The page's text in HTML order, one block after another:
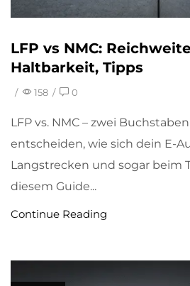
LFP vs NMC:
Haltbarkeit, Tipps
/ 158 / 0
LFP vs. NMC – zwei
entscheiden, wie sich dein E-
Langstrecken und sogar beim
diesem Guide...
Continue Reading